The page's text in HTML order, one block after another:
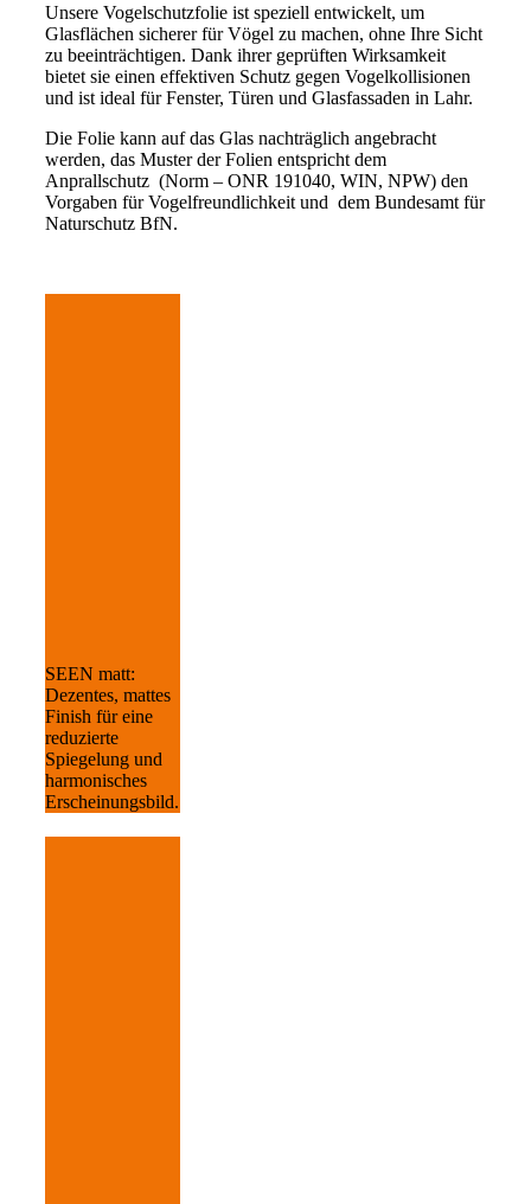
Unsere Vogelschutzfolie ist speziell entwickelt, um
Glasflächen sicherer für Vögel zu machen, ohne Ihre Sicht
zu beeinträchtigen. Dank ihrer geprüften Wirksamkeit
bietet sie einen effektiven Schutz gegen Vogelkollisionen
und ist ideal für Fenster, Türen und Glasfassaden in Lahr.
Die Folie kann auf das Glas nachträglich angebracht
werden, das Muster der Folien entspricht dem
Anprallschutz (Norm – ONR 191040, WIN, NPW) den
Vorgaben für Vogelfreundlichkeit und dem Bundesamt für
Naturschutz BfN.
SEEN matt:
Dezentes, mattes
Finish für eine
reduzierte
Spiegelung und
harmonisches
Erscheinungsbild.